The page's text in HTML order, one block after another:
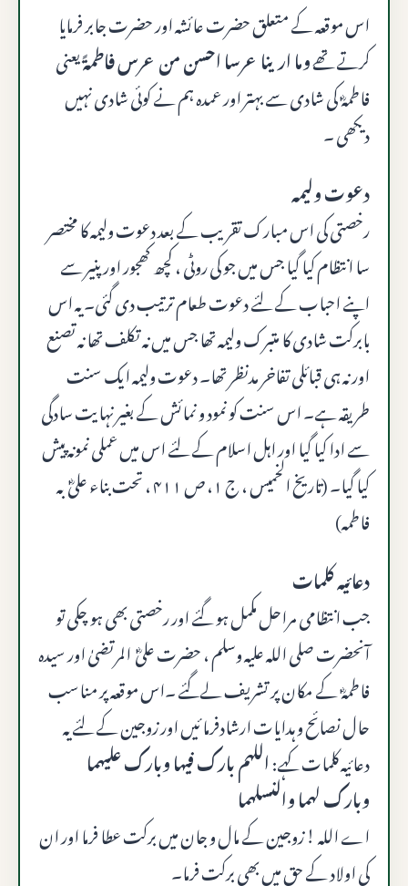
اس موقعہ کے متعلق حضرت عائشہ اور حضرت جابر فرمایا
کرتے تھےوما ارينا عرسا احسن من عرس فاطمةًیعنی
فاطمہؓ کی شادی سے بہتر اور عمدہ ہم نے کوئی شادی نہیں
دیکھی ۔
دعوت ولیمہ
رخصتی کی اس مبارک تقریب کے بعد دعوت ولیمہ کا مختصر
سا انتظام کیا گیا جس میں جو کی روٹی ، کچھ کھجور اور پنیر سے
اپنے احباب کے لئے دعوت طعام ترتیب دی گئی۔ یہ اس
بابرکت شادی کا متبرک ولیمہ تھا جس میں نہ تکلف تھا نہ تصنع
اور نہ ہی قبائلی تفاخر مدنظر تھا۔ دعوت ولیمہ ایک سنت
طریقہ ہے۔ اس سنت کو نمود و نمائش کے بغیر نہایت سادگی
سے ادا کیا گیا اور اہل اسلام کے لئے اس میں عملی نمونہ پیش
کیا گیا۔ (تاریخ الخمیس ، ج ۱، ص ۴۱۱ ، تحت بناء علیؓ به
فاطمه)
دعائیہ کلمات
جب انتظامی مراحل مکمل ہو گئے اور رخصتی بھی ہو چکی تو
آنحضرت صلى الله عليه وسلم ، حضرت علیؓ المرتضیٰ اور سیدہ
فاطمہؓ کے مکان پر تشریف لےگئے ۔اس موقعہ پر مناسب
حال نصائح و ہدایات ارشادفرما ئیں اور زوجین کے لئے یہ
دعائیہ کلمات کہے:اللهم بارك فيها وبارك عليهما
وبارك لهما والنسلهما
اے اللہ ! زوجین کے مال و جان میں برکت عطا فرما اور ان
کی اولاد کے حق میں بھی برکت فرما۔